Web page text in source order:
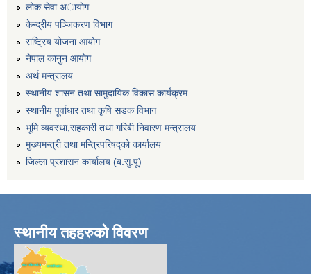
लोक सेवा अायाेग
केन्द्रीय पञ्जिकरण विभाग
राष्ट्रिय योजना आयोग
नेपाल कानुन आयोग
अर्थ मन्त्रालय
स्थानीय शासन तथा सामुदायिक विकास कार्यक्रम
स्थानीय पूर्वाधार तथा कृषि सडक विभाग
भूमि व्यवस्था,सहकारी तथा गरिबी निवारण मन्त्रालय
मुख्यमन्त्री तथा मन्त्रिपरिषद्को कार्यालय
जिल्ला प्रशासन कार्यालय (ब.सु.पू)
स्थानीय तहहरुको विवरण